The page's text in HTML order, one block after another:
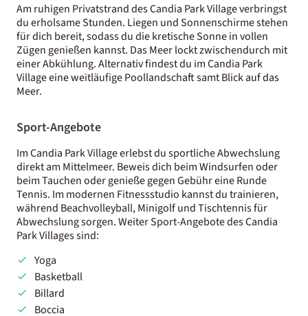
Am ruhigen Privatstrand des Candia Park Village verbringst
du erholsame Stunden. Liegen und Sonnenschirme stehen
für dich bereit, sodass du die kretische Sonne in vollen
Zügen genießen kannst. Das Meer lockt zwischendurch mit
einer Abkühlung. Alternativ findest du im Candia Park
Village eine weitläufige Poollandschaft samt Blick auf das
Meer.
Sport-Angebote
Im Candia Park Village erlebst du sportliche Abwechslung
direkt am Mittelmeer. Beweis dich beim Windsurfen oder
beim Tauchen oder genieße gegen Gebühr eine Runde
Tennis. Im modernen Fitnessstudio kannst du trainieren,
während Beachvolleyball, Minigolf und Tischtennis für
Abwechslung sorgen. Weiter Sport-Angebote des Candia
Park Villages sind:
Yoga
Basketball
Billard
Boccia